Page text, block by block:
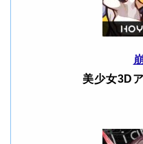
美少女3D